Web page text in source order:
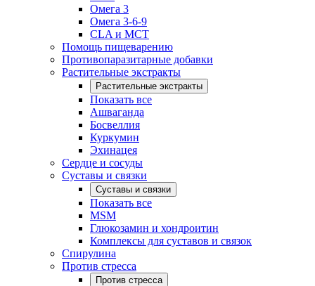
Омега 3
Омега 3-6-9
CLA и MCT
Помощь пищеварению
Противопаразитарные добавки
Растительные экстракты
Растительные экстракты
Показать все
Ашваганда
Босвеллия
Куркумин
Эхинацея
Сердце и сосуды
Суставы и связки
Суставы и связки
Показать все
MSM
Глюкозамин и хондроитин
Комплексы для суставов и связок
Спирулина
Против стресса
Против стресса